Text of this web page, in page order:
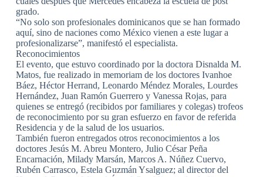
grado.
“No solo son profesionales dominicanos que se han formado
aquí, sino de naciones como México vienen a este lugar a
profesionalizarse”, manifestó el especialista.
Reconocimientos
El evento, que estuvo coordinado por la doctora Disnalda M.
Matos, fue realizado in memoriam de los doctores Ivanhoe
Báez, Héctor Herrand, Leonardo Méndez Morales, Lourdes
Hernández, Juan Ramón Guerrero y Vanessa Rojas, para
quienes se entregó (recibidos por familiares y colegas) trofeos
de reconocimiento por su gran esfuerzo en favor de referida
Residencia y de la salud de los usuarios.
También fueron entregados otros reconocimientos a los
doctores Jesús M. Abreu Montero, Julio César Peña
Encarnación, Milady Marsán, Marcos A. Núñez Cuervo,
Rubén Carrasco, Estela Guzmán Ysalguez; al director del